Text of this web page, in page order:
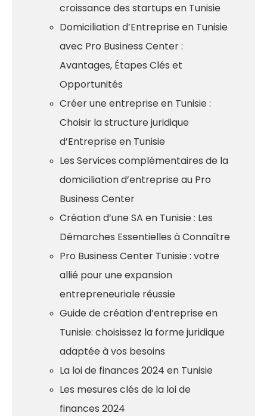
croissance des startups en Tunisie
Domiciliation d’Entreprise en Tunisie
avec Pro Business Center :
Avantages, Étapes Clés et
Opportunités
Créer une entreprise en Tunisie :
Choisir la structure juridique
d’Entreprise en Tunisie
Les Services complémentaires de la
domiciliation d’entreprise au Pro
Business Center
Création d’une SA en Tunisie : Les
Démarches Essentielles à Connaître
Pro Business Center Tunisie : votre
allié pour une expansion
entrepreneuriale réussie
Guide de création d’entreprise en
Tunisie: choisissez la forme juridique
adaptée à vos besoins
La loi de finances 2024 en Tunisie
Les mesures clés de la loi de
finances 2024